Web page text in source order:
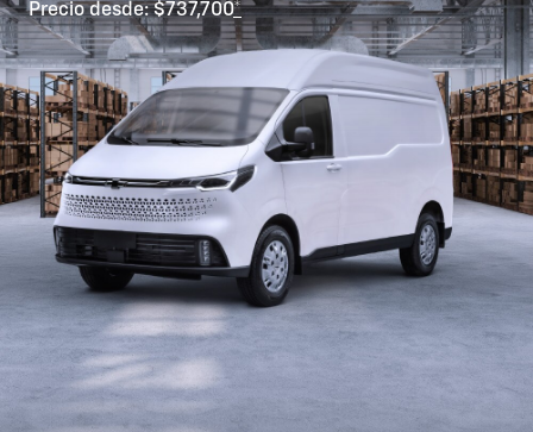
Precio desde: $737,700*